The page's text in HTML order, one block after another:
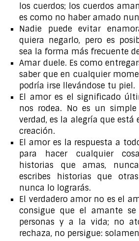
los cuerdos; los cuerdos
es como no haber amado
Nadie puede evitar
quiera negarlo, pero es
sea la forma más frecuente
Amar duele. Es como
saber que en cualquier
podría irse llevándose tu piel.
El amor es el significado
nos rodea. No es un
verdad, es la alegría que está
creación.
El amor es la respuesta a
para hacer cualquier
historias que amas,
escribes historias que
nunca lo lograrás.
El verdadero amor no es el
consigue que el amante
personas y a la vida; no
rechaza, no persigue: